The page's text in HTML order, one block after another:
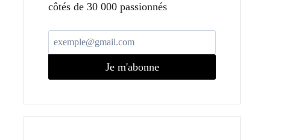
côtés de 30 000 passionnés
Je m'abonne